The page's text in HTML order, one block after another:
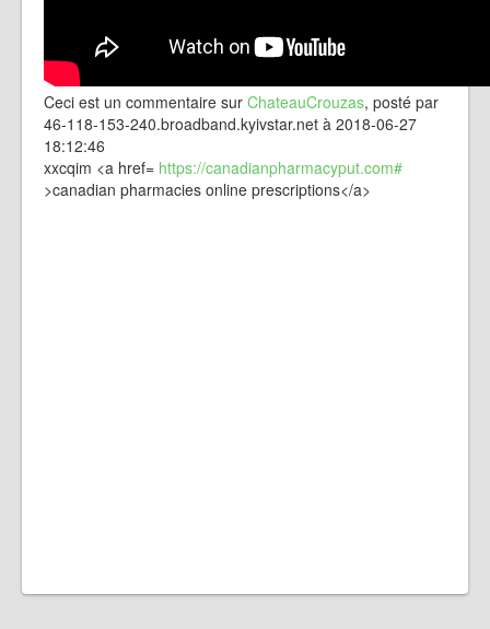
Ceci est un commentaire sur ChateauCrouzas, posté par
46-118-153-240.broadband.kyivstar.net à 2018-06-27
18:12:46
xxcqim <a href= https://canadianpharmacyput.com#
>canadian pharmacies online prescriptions</a>